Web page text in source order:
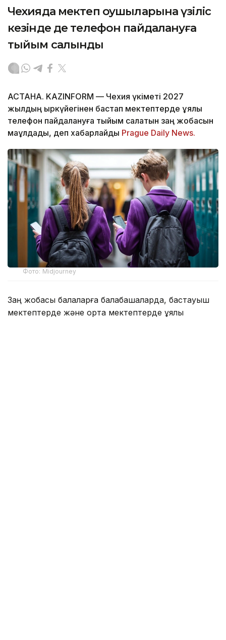
Чехияда мектеп оқушыларына үзіліс
кезінде де телефон пайдалануға
тыйым салынды
АСТАНА. KAZINFORM — Чехия үкіметі 2027
жылдың қыркүйегінен бастап мектептерде ұялы
телефон пайдалануға тыйым салатын заң жобасын
мақұлдады, деп хабарлайды Prague Daily News.
Фото: Midjourney
Заң жобасы балаларға балабақшаларда, бастауыш
мектептерде және орта мектептерде ұялы